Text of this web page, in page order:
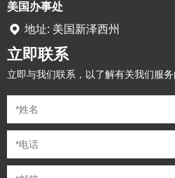
美国办事处
地址: 美国新泽西州
立即联系
立即与我们联系，以了解有关我们服务